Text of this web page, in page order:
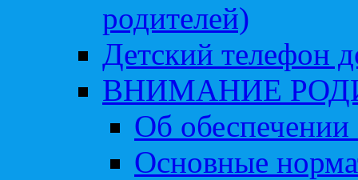
родителей)
Детский телефон
ВНИМАНИЕ
Об обеспечении
Основные